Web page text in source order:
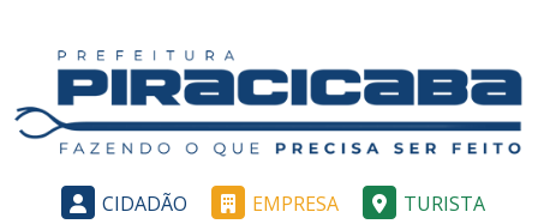
CIDADÃO EMPRESA TURISTA